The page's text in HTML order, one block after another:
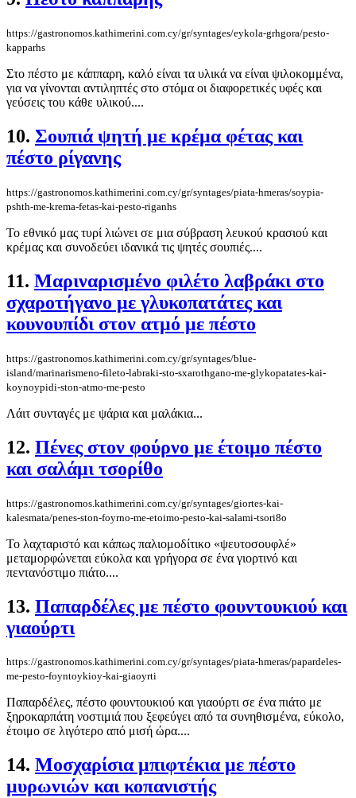
https://gastronomos.kathimerini.com.cy/gr/syntages/eykola-grhgora/pesto-
kapparhs
Στο πέστο με κάππαρη, καλό είναι τα υλικά να είναι ψιλοκομμένα,
για να γίνονται αντιληπτές στο στόμα οι διαφορετικές υφές και
γεύσεις του κάθε υλικού....
10. Σουπιά ψητή με κρέμα φέτας και
πέστο ρίγανης
https://gastronomos.kathimerini.com.cy/gr/syntages/piata-hmeras/soypia-
pshth-me-krema-fetas-kai-pesto-riganhs
Το εθνικό μας τυρί λιώνει σε μια σύβραση λευκού κρασιού και
κρέμας και συνοδεύει ιδανικά τις ψητές σουπιές....
11. Μαριναρισμένο φιλέτο λαβράκι στο
σχαροτήγανο με γλυκοπατάτες και
κουνουπίδι στον ατμό με πέστο
https://gastronomos.kathimerini.com.cy/gr/syntages/blue-
island/marinarismeno-fileto-labraki-sto-sxarothgano-me-glykopatates-kai-
koynoypidi-ston-atmo-me-pesto
Λάιτ συνταγές με ψάρια και μαλάκια...
12. Πένες στον φούρνο με έτοιμο πέστο
και σαλάμι τσορίθο
https://gastronomos.kathimerini.com.cy/gr/syntages/giortes-kai-
kalesmata/penes-ston-foyrno-me-etoimo-pesto-kai-salami-tsori8o
Το λαχταριστό και κάπως παλιομοδίτικο «ψευτοσουφλέ»
μεταμορφώνεται εύκολα και γρήγορα σε ένα γιορτινό και
πεντανόστιμο πιάτο....
13. Παπαρδέλες με πέστο φουντουκιού και
γιαούρτι
https://gastronomos.kathimerini.com.cy/gr/syntages/piata-hmeras/papardeles-
me-pesto-foyntoykioy-kai-giaoyrti
Παπαρδέλες, πέστο φουντουκιού και γιαούρτι σε ένα πιάτο με
ξηροκαρπάτη νοστιμιά που ξεφεύγει από τα συνηθισμένα, εύκολο,
έτοιμο σε λιγότερο από μισή ώρα....
14. Μοσχαρίσια μπιφτέκια με πέστο
μυρωνιών και κοπανιστής